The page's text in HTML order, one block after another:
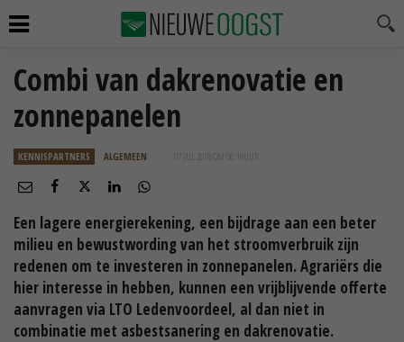
Combi van dakrenovatie en
zonnepanelen
KENNISPARTNERS ALGEMEEN 07 JUL 2018 OM 06:19
Een lagere energierekening, een bijdrage aan een beter
milieu en bewustwording van het stroomverbruik zijn
redenen om te investeren in zonnepanelen. Agrariërs die
hier interesse in hebben, kunnen een vrijblijvende offerte
aanvragen via LTO Ledenvoordeel, al dan niet in
combinatie met asbestsanering en dakrenovatie.